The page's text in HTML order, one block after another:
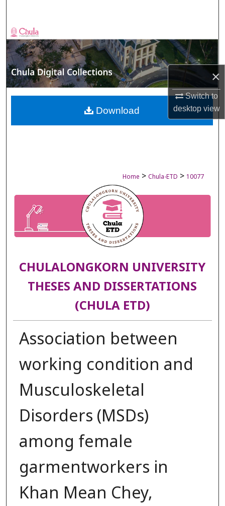
×
Switch to
desktopview
Browse Collections
My Account
About
Digital Commons Network™
Home > Chula-ETD > 10077
CHULALONGKORN UNIVERSITY
THESES AND DISSERTATIONS
(CHULA ETD)
Association between
working condition and
Musculoskeletal
Disorders (MSDs)
among female
garmentworkers in
Khan Mean Chey,
Download